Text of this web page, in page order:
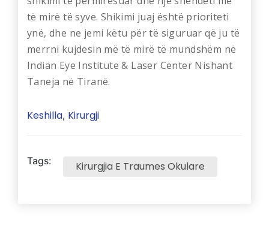
të mirë të syve. Shikimi juaj është prioriteti
ynë, dhe ne jemi këtu për të siguruar që ju të
merrni kujdesin më të mirë të mundshëm në
Indian Eye Institute & Laser Center Nishant
Taneja në Tiranë.
Keshilla, Kirurgji
Tags: Kirurgjia E Traumes Okulare